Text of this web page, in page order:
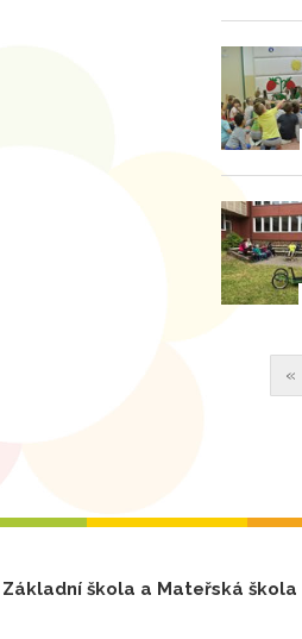
«
škola a Mateřská škola